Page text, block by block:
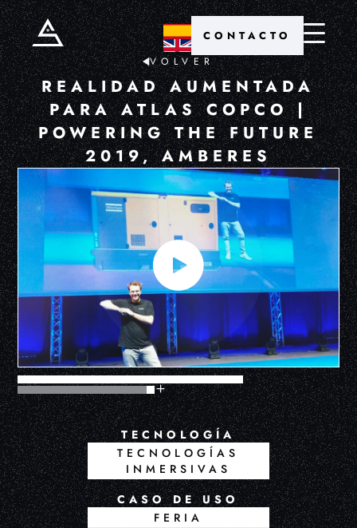
CONTACTO
VOLVER
REALIDAD AUMENTADA
PARA ATLAS COPCO |
POWERING THE FUTURE
2019, AMBERES
TECNOLOGÍA
TECNOLOGÍAS
INMERSIVAS
CASO DE USO
FERIA